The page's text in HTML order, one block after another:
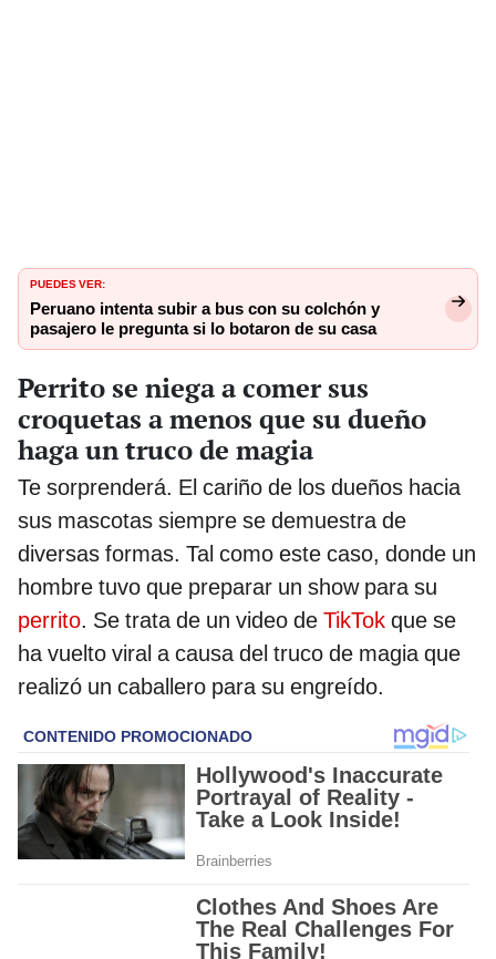
PUEDES VER:
Peruano intenta subir a bus con su colchón y
pasajero le pregunta si lo botaron de su casa
Perrito se niega a comer sus
croquetas a menos que su dueño
haga un truco de magia
Te sorprenderá. El cariño de los dueños hacia
sus mascotas siempre se demuestra de
diversas formas. Tal como este caso, donde un
hombre tuvo que preparar un show para su
perrito. Se trata de un video de TikTok que se
ha vuelto viral a causa del truco de magia que
realizó un caballero para su engreído.